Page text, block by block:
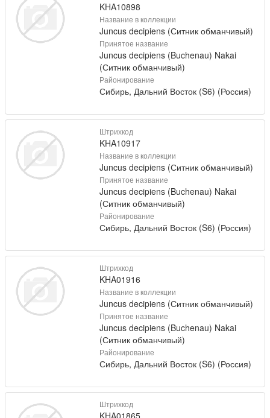
KHA10898
Название в коллекции
Juncus decipiens (Ситник обманчивый)
Принятое название
Juncus decipiens (Buchenau) Nakai
(Ситник обманчивый)
Районирование
Сибирь, Дальний Восток (S6) (Россия)
Штрихкод
KHA10917
Название в коллекции
Juncus decipiens (Ситник обманчивый)
Принятое название
Juncus decipiens (Buchenau) Nakai
(Ситник обманчивый)
Районирование
Сибирь, Дальний Восток (S6) (Россия)
Штрихкод
KHA01916
Название в коллекции
Juncus decipiens (Ситник обманчивый)
Принятое название
Juncus decipiens (Buchenau) Nakai
(Ситник обманчивый)
Районирование
Сибирь, Дальний Восток (S6) (Россия)
Штрихкод